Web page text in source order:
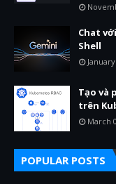
Chat
Shell
Tạo và
trên
March
POPULAR POSTS